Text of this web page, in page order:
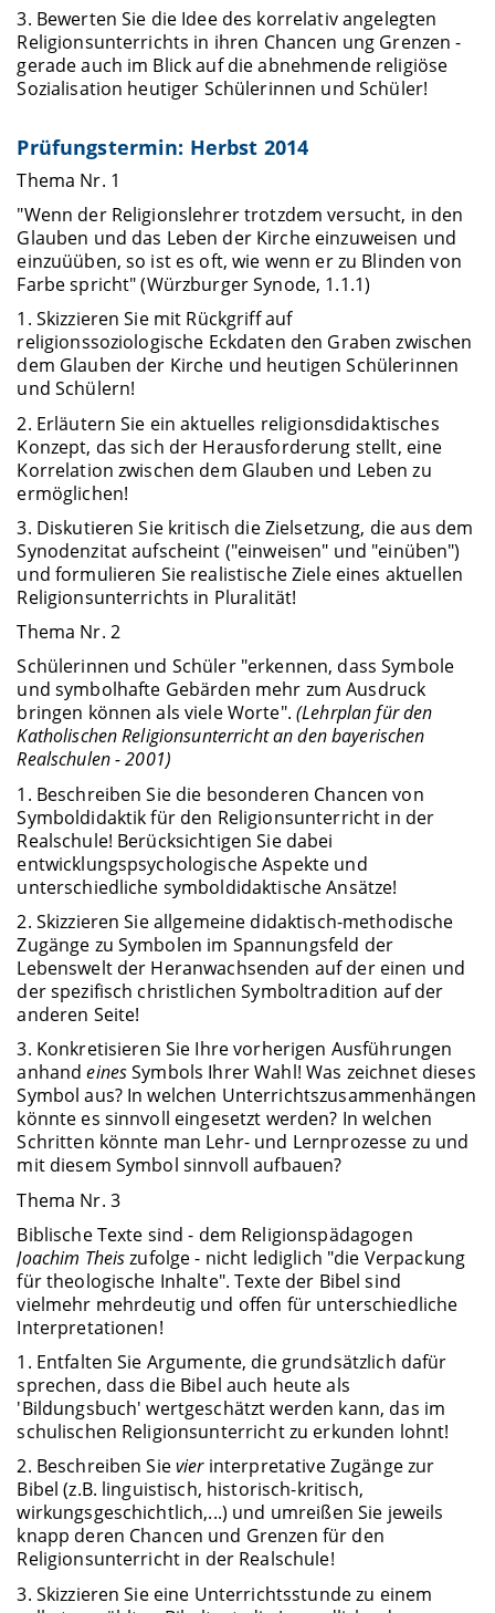
3. Bewerten Sie die Idee des korrelativ angelegten
Religionsunterrichts in ihren Chancen ung Grenzen -
gerade auch im Blick auf die abnehmende religiöse
Sozialisation heutiger Schülerinnen und Schüler!
Prüfungstermin: Herbst 2014
Thema Nr. 1
"Wenn der Religionslehrer trotzdem versucht, in den
Glauben und das Leben der Kirche einzuweisen und
einzuüüben, so ist es oft, wie wenn er zu Blinden von
Farbe spricht" (Würzburger Synode, 1.1.1)
1. Skizzieren Sie mit Rückgriff auf
religionssoziologische Eckdaten den Graben zwischen
dem Glauben der Kirche und heutigen Schülerinnen
und Schülern!
2. Erläutern Sie ein aktuelles religionsdidaktisches
Konzept, das sich der Herausforderung stellt, eine
Korrelation zwischen dem Glauben und Leben zu
ermöglichen!
3. Diskutieren Sie kritisch die Zielsetzung, die aus dem
Synodenzitat aufscheint ("einweisen" und "einüben")
und formulieren Sie realistische Ziele eines aktuellen
Religionsunterrichts in Pluralität!
Thema Nr. 2
Schülerinnen und Schüler "erkennen, dass Symbole
und symbolhafte Gebärden mehr zum Ausdruck
bringen können als viele Worte".(Lehrplan für den
Katholischen Religionsunterricht an den bayerischen
Realschulen - 2001)
1. Beschreiben Sie die besonderen Chancen von
Symboldidaktik für den Religionsunterricht in der
Realschule! Berücksichtigen Sie dabei
entwicklungspsychologische Aspekte und
unterschiedliche symboldidaktische Ansätze!
2. Skizzieren Sie allgemeine didaktisch-methodische
Zugänge zu Symbolen im Spannungsfeld der
Lebenswelt der Heranwachsenden auf der einen und
der spezifisch christlichen Symboltradition auf der
anderen Seite!
3. Konkretisieren Sie Ihre vorherigen Ausführungen
anhandeinesSymbols Ihrer Wahl! Was zeichnet dieses
Symbol aus? In welchen Unterrichtszusammenhängen
könnte es sinnvoll eingesetzt werden? In welchen
Schritten könnte man Lehr- und Lernprozesse zu und
mit diesem Symbol sinnvoll aufbauen?
Thema Nr. 3
Biblische Texte sind - dem Religionspädagogen
Joachim Theiszufolge - nicht lediglich "die Verpackung
für theologische Inhalte". Texte der Bibel sind
vielmehr mehrdeutig und offen für unterschiedliche
Interpretationen!
1. Entfalten Sie Argumente, die grundsätzlich dafür
sprechen, dass die Bibel auch heute als
'Bildungsbuch' wertgeschätzt werden kann, das im
schulischen Religionsunterricht zu erkunden lohnt!
2. Beschreiben Sievierinterpretative Zugänge zur
Bibel (z.B. linguistisch, historisch-kritisch,
wirkungsgeschichtlich,...) und umreißen Sie jeweils
knapp deren Chancen und Grenzen für den
Religionsunterricht in der Realschule!
3. Skizzieren Sie eine Unterrichtsstunde zu einem